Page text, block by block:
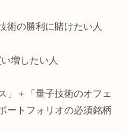
術の勝利に賭けたい人
増したい人
」＋「量子技術のオフェ
ートフォリオの必須銘柄